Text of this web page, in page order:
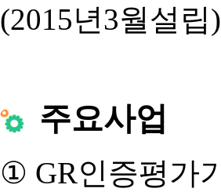
(2015년3월설립)
주요사업
① GR인증평가